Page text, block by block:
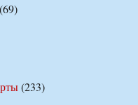
(69)
(233)